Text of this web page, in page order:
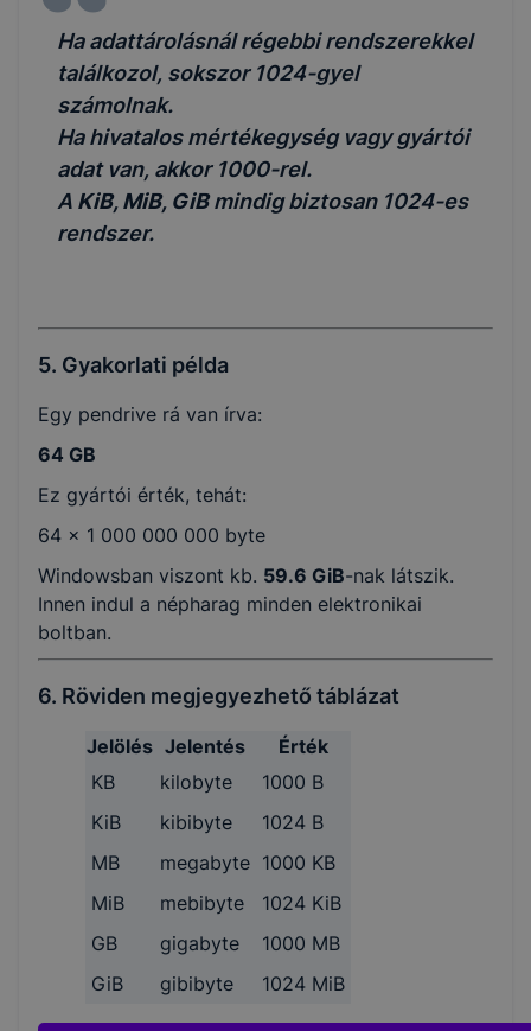
Ha adattárolásnál régebbi rendszerekkel
találkozol, sokszor 1024-gyel
számolnak.
Ha hivatalos mértékegység vagy gyártói
adat van, akkor 1000-rel.
A KiB, MiB, GiBmindig biztosan 1024-es
rendszer.
5. Gyakorlati példa
Egy pendrive rá van írva:
64 GB
Ez gyártói érték, tehát:
64 × 1 000 000 000 byte
Windowsban viszont kb. 59.6 GiB-nak látszik.
Innen indul a népharag minden elektronikai
boltban.
6. Röviden megjegyezhető táblázat
Jelölés Jelentés
Érték
KB
kilobyte
1000 B
KiB
kibibyte
1024 B
MB
megabyte 1000 KB
MiB
mebibyte
1024 KiB
GB
gigabyte
1000 MB
GiB
gibibyte 1024 MiB